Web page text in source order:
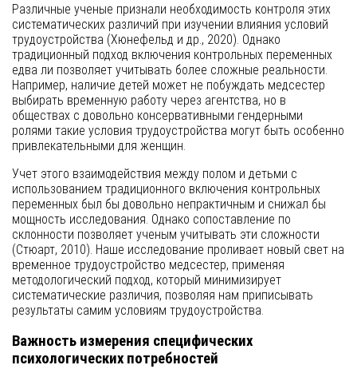
Различные ученые признали необходимость контроля этих
систематических различий при изучении влияния условий
трудоустройства (Хюнефельд и др., 2020). Однако
традиционный подход включения контрольных переменных
едва ли позволяет учитывать более сложные реальности.
Например, наличие детей может не побуждать медсестер
выбирать временную работу через агентства, но в
обществах с довольно консервативными гендерными
ролями такие условия трудоустройства могут быть особенно
привлекательными для женщин.
Учет этого взаимодействия между полом и детьми с
использованием традиционного включения контрольных
переменных был бы довольно непрактичным и снижал бы
мощность исследования. Однако сопоставление по
склонности позволяет ученым учитывать эти сложности
(Стюарт, 2010). Наше исследование проливает новый свет на
временное трудоустройство медсестер, применяя
методологический подход, который минимизирует
систематические различия, позволяя нам приписывать
результаты самим условиям трудоустройства.
Важность измерения специфических
психологических потребностей